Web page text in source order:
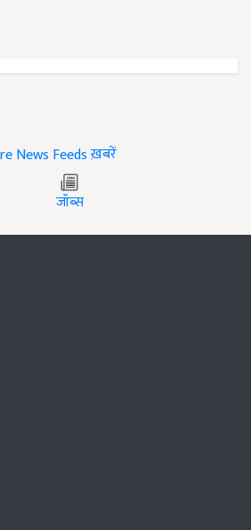
ख़बरें
जॉब्स